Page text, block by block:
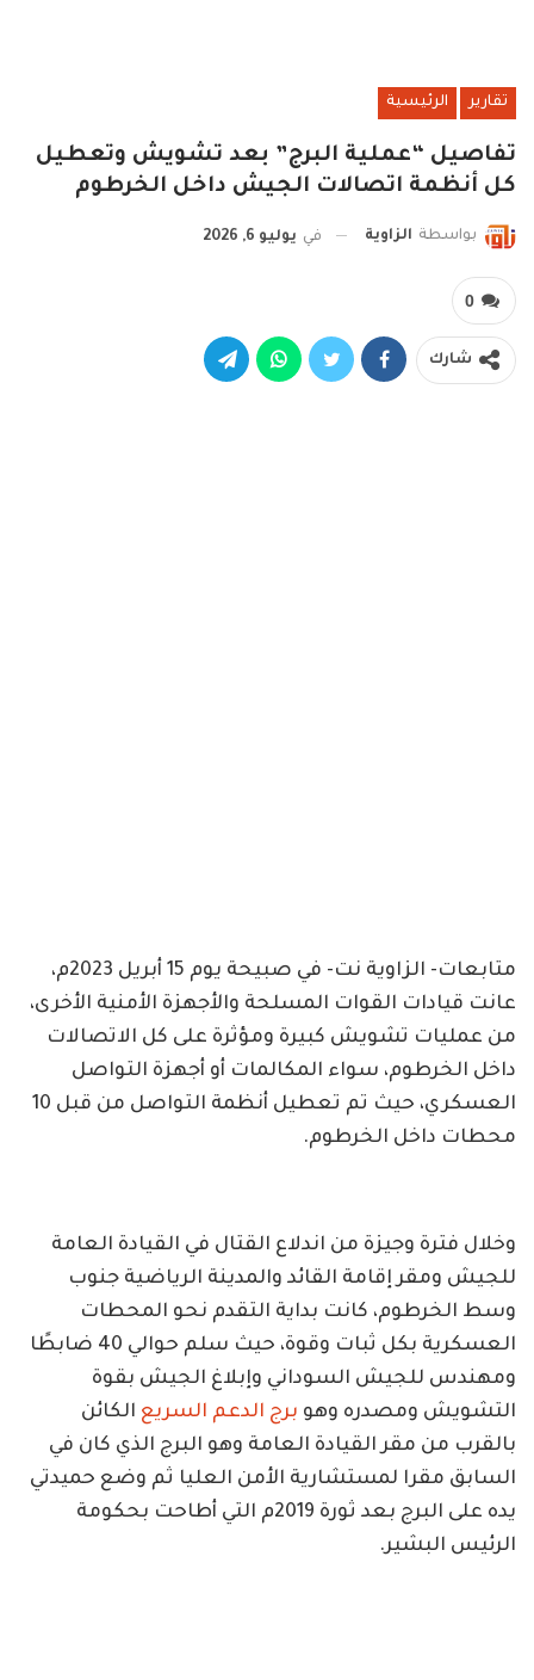
تقارير الرئيسية
تفاصيل “عملية البرج” بعد تشويش وتعطيل
كل أنظمة اتصالات الجيش داخل الخرطوم
بواسطة الزاوية في يوليو 6, 2026
0
شارك
متابعات- الزاوية نت- في صبيحة يوم 15 أبريل 2023م،
عانت قيادات القوات المسلحة والأجهزة الأمنية الأخرى،
من عمليات تشويش كبيرة ومؤثرة على كل الاتصالات
داخل الخرطوم، سواء المكالمات أو أجهزة التواصل
العسكري، حيث تم تعطيل أنظمة التواصل من قبل 10
محطات داخل الخرطوم.
وخلال فترة وجيزة من اندلاع القتال في القيادة العامة
للجيش ومقر إقامة القائد والمدينة الرياضية جنوب
وسط الخرطوم، كانت بداية التقدم نحو المحطات
العسكرية بكل ثبات وقوة، حيث سلم حوالي 40 ضابطًا
ومهندس للجيش السوداني وإبلاغ الجيش بقوة
التشويش ومصدره وهو برج الدعم السريع الكائن
بالقرب من مقر القيادة العامة وهو البرج الذي كان في
السابق مقرا لمستشارية الأمن العليا ثم وضع حميدتي
يده على البرج بعد ثورة 2019م التي أطاحت بحكومة
الرئيس البشير.